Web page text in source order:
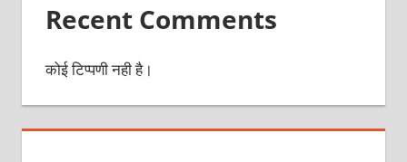
Recent Comments
कोई टिप्पणी नही है।